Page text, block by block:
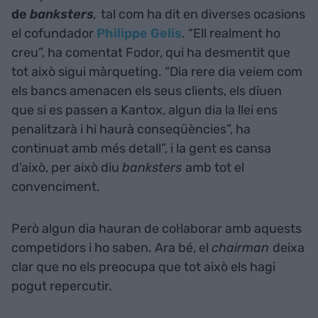
de banksters, tal com ha dit en diverses ocasions
el cofundador Philippe Gelis. “Ell realment ho
creu”, ha comentat Fodor, qui ha desmentit que
tot això sigui màrqueting. “Dia rere dia veiem com
els bancs amenacen els seus clients, els diuen
que si es passen a Kantox, algun dia la llei ens
penalitzarà i hi haurà conseqüències”, ha
continuat amb més detall”, i la gent es cansa
d’això, per això diu banksters amb tot el
convenciment.
Però algun dia hauran de col·laborar amb aquests
competidors i ho saben. Ara bé, el chairman deixa
clar que no els preocupa que tot això els hagi
pogut repercutir.